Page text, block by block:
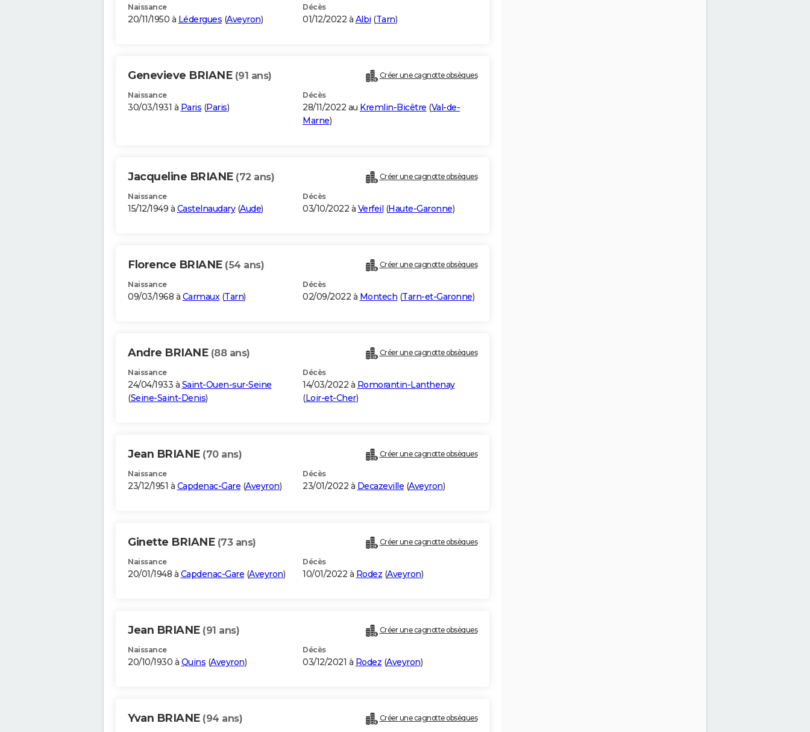
Naissance
20/11/1950 à Lédergues (Aveyron)
Décès
01/12/2022 à Albi (Tarn)
Genevieve BRIANE (91 ans) Créer une cagnotte obsèques
Naissance
30/03/1931 à Paris (Paris)
Décès
28/11/2022 au Kremlin-Bicêtre (Val-de-
Marne)
Jacqueline BRIANE (72 ans) Créer une cagnotte obsèques
Naissance
15/12/1949 à Castelnaudary(Aude)
Décès
03/10/2022 à Verfeil (Haute-Garonne)
Florence BRIANE (54 ans) Créer une cagnotte obsèques
Naissance
09/03/1968 à Carmaux(Tarn)
Décès
02/09/2022 à Montech (Tarn-et-Garonne)
Andre BRIANE (88 ans) Créer une cagnotte obsèques
Naissance
24/04/1933 à Saint-Ouen-sur-Seine
(Seine-Saint-Denis)
Décès
14/03/2022 à Romorantin-Lanthenay
(Loir-et-Cher)
Jean BRIANE (70 ans) Créer une cagnotte obsèques
Naissance
23/12/1951 à Capdenac-Gare (Aveyron)
Décès
23/01/2022 à Decazeville (Aveyron)
Ginette BRIANE (73 ans) Créer une cagnotte obsèques
Naissance
20/01/1948 à Capdenac-Gare (Aveyron)
Décès
10/01/2022 à Rodez (Aveyron)
Jean BRIANE (91 ans) Créer une cagnotte obsèques
Naissance
20/10/1930 à Quins (Aveyron)
Décès
03/12/2021 à Rodez (Aveyron)
Yvan BRIANE (94 ans) Créer une cagnotte obsèques